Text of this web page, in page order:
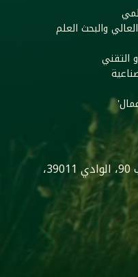
18 فيفري، الشهداء ص.ب 90، الوادي 39011،